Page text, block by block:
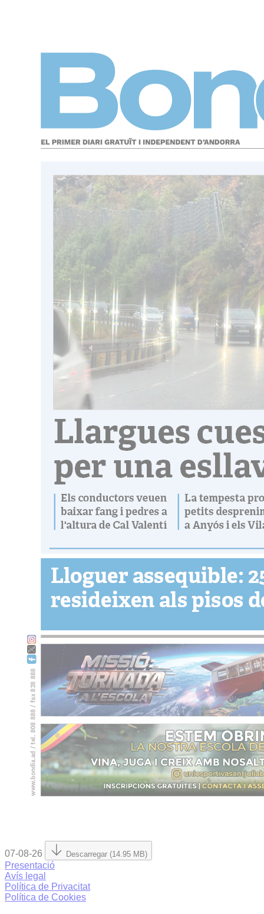
07-08-26 Descarregar (14.95 MB)
Presentació
Avís legal
Política de Privacitat
Política de Cookies